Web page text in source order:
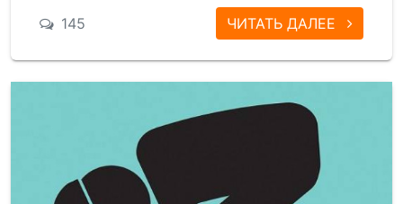
145 ЧИТАТЬ ДАЛЕЕ